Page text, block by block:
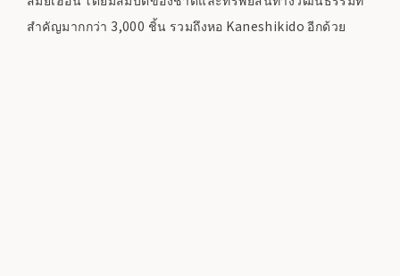
สำคัญมากกว่า 3,000 ชิ้น รวมถึงหอ Kaneshikido อีกด้วย